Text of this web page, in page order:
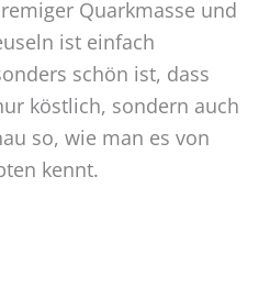
Quarkmasse und
ist einfach
schön ist, dass
köstlich, sondern auch
so, wie man es von
kennt.